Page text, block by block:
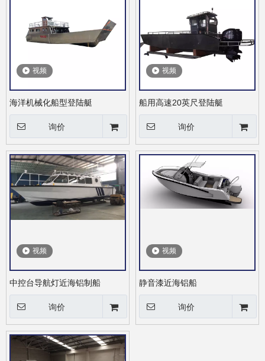
视频
海洋机械化船型登陆艇
询价
视频
船用高速20英尺登陆艇
询价
视频
中控台导航灯近海铝制船
询价
视频
静音漆近海铝船
询价